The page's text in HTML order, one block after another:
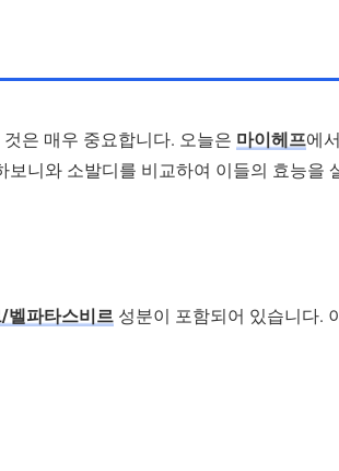
은 매우 중요합니다. 오늘은 마이헤프에
니와 소발디를 비교하여 이들의 효능을
벨파타스비르 성분이 포함되어 있습니다.